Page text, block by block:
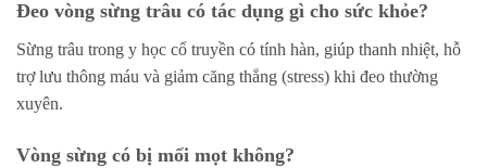
Đeo vòng sừng trâu có tác dụng gì cho sức khỏe?
Sừng trâu trong y học cổ truyền có tính hàn, giúp thanh nhiệt, hỗ
trợ lưu thông máu và giảm căng thẳng (stress) khi đeo thường
xuyên.
Vòng sừng có bị mối mọt không?